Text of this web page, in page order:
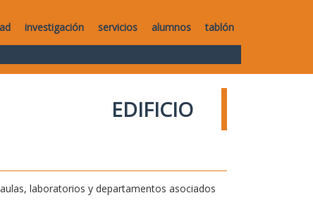
investigación servicios alumnos tablón
EDIFICIO
laboratorios y departamentos asociados